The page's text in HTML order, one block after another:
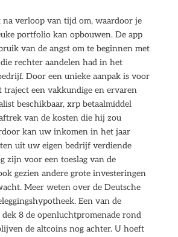
verloop van tijd om, waardoor je
portfolio kan opbouwen. De app
van de angst om te beginnen met
rechter aandelen had in het
Door een unieke aanpak is voor
traject een vakkundige en ervaren
beschikbaar, xrp betaalmiddel
van de kosten die hij zou
kan uw inkomen in het jaar
uit uw eigen bedrijf verdiende
zijn voor een toeslag van de
gezien andere grote investeringen
Meer weten over de Deutsche
Een van de
8 de openluchtpromenade rond
de altcoins nog achter. U hoeft